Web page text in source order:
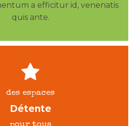
a efficitur id, venenatis
quis ante.
des espaces
Détente